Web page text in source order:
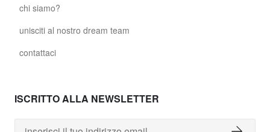
chi siamo?
unisciti al nostro dream team
contattaci
ISCRITTO ALLA NEWSLETTER